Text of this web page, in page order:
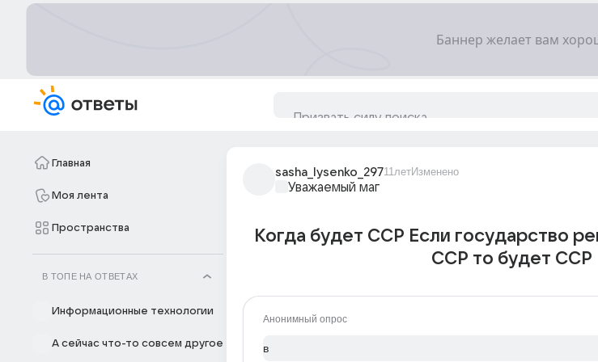
Главная
Моя лента
Пространства
В ТОПЕ НА ОТВЕТАХ
Информационные технологии
А сейчас что-то совсем другое
sasha_lysenko_29711летИзменено
Уважаемый маг
Когда будет ССР Если государство
ССР то будет ССР
Анонимный опрос
в